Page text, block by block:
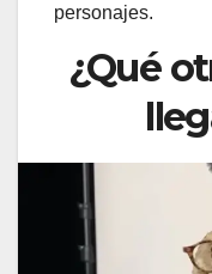
personajes.
¿Qué